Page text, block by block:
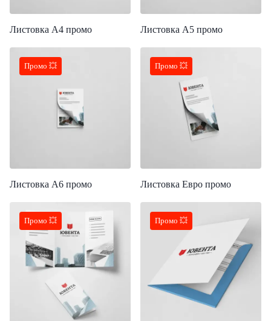
Листовка А4 промо Листовка А5 промо
Промо 💥
Листовка А6 промо
Промо 💥
Листовка Евро промо
Промо 💥 Промо 💥